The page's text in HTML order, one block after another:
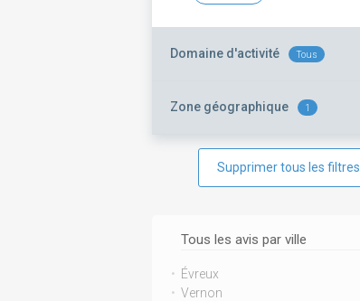
Domaine d'activité Tous
Zone géographique 1
Supprimer tous les filtres
Tous les avis par ville
Évreux
Vernon